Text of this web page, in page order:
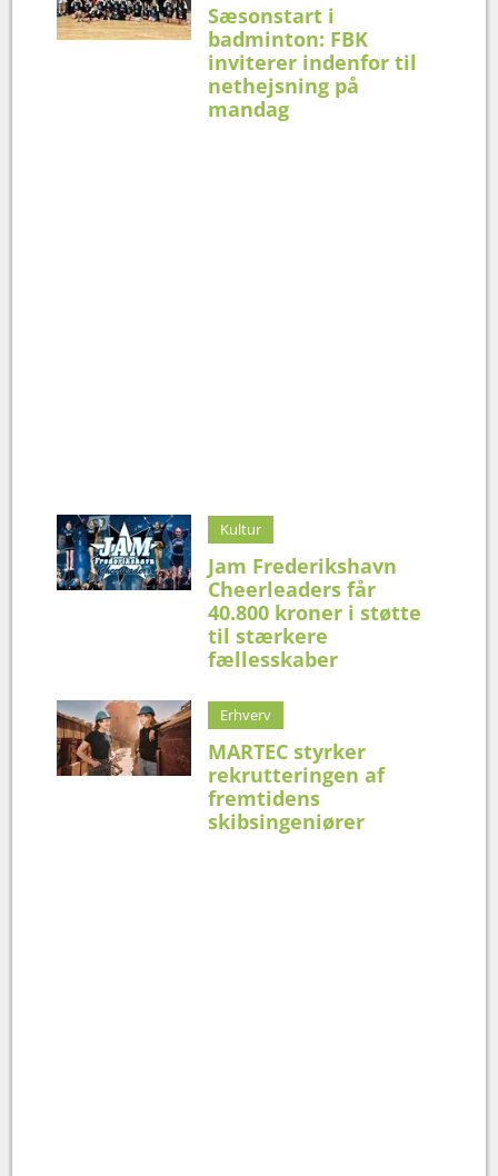
Sæsonstart i
badminton: FBK
inviterer indenfor til
nethejsning på
mandag
Kultur
Jam Frederikshavn
Cheerleaders får
40.800 kroner i støtte
til stærkere
fællesskaber
Erhverv
MARTEC styrker
rekrutteringen af
fremtidens
skibsingeniører